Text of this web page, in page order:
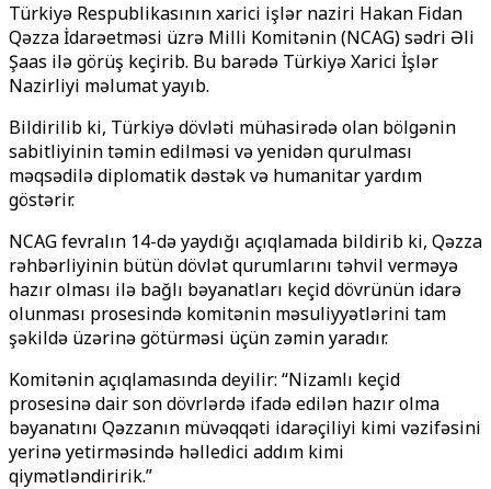
Türkiyə Respublikasının xarici işlər naziri Hakan Fidan
Qəzza İdarəetməsi üzrə Milli Komitənin (NCAG) sədri Əli
Şaas ilə görüş keçirib. Bu barədə Türkiyə Xarici İşlər
Nazirliyi məlumat yayıb.
Bildirilib ki, Türkiyə dövləti mühasirədə olan bölgənin
sabitliyinin təmin edilməsi və yenidən qurulması
məqsədilə diplomatik dəstək və humanitar yardım
göstərir.
NCAG fevralın 14-də yaydığı açıqlamada bildirib ki, Qəzza
rəhbərliyinin bütün dövlət qurumlarını təhvil verməyə
hazır olması ilə bağlı bəyanatları keçid dövrünün idarə
olunması prosesində komitənin məsuliyyətlərini tam
şəkildə üzərinə götürməsi üçün zəmin yaradır.
Komitənin açıqlamasında deyilir: “Nizamlı keçid
prosesinə dair son dövrlərdə ifadə edilən hazır olma
bəyanatını Qəzzanın müvəqqəti idarəçiliyi kimi vəzifəsini
yerinə yetirməsində həlledici addım kimi
qiymətləndiririk.”